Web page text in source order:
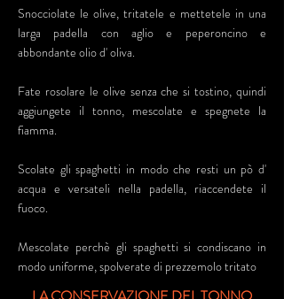
Snocciolate le olive, tritatele e mettetele in una
larga padella con aglio e peperoncino e
abbondante olio d' oliva.
Fate rosolare le olive senza che si tostino, quindi
aggiungete il tonno, mescolate e spegnete la
fiamma.
Scolate gli spaghetti in modo che resti un pò d'
acqua e versateli nella padella, riaccendete il
fuoco.
Mescolate perchè gli spaghetti si condiscano in
modo uniforme, spolverate di prezzemolo tritato